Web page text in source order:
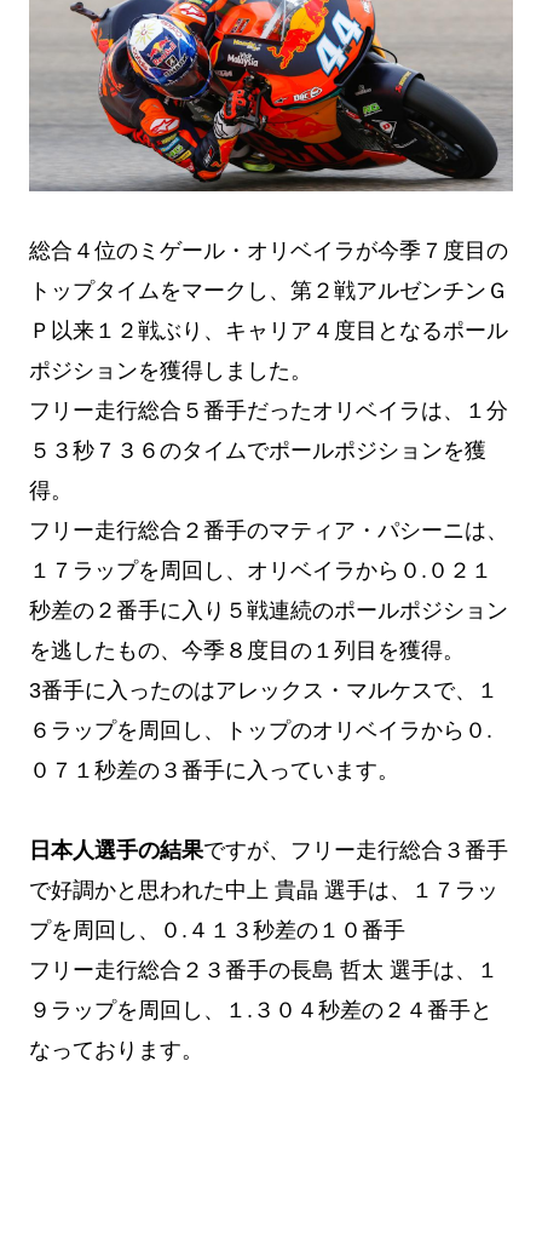
総合４位のミゲール・オリベイラが今季７度目の
トップタイムをマークし、第２戦アルゼンチンＧ
Ｐ以来１２戦ぶり、キャリア４度目となるポール
ポジションを獲得しました。
フリー走行総合５番手だったオリベイラは、１分
５３秒７３６のタイムでポールポジションを獲
得。
フリー走行総合２番手のマティア・パシーニは、
１７ラップを周回し、オリベイラから０.０２１
秒差の２番手に入り５戦連続のポールポジション
を逃したもの、今季８度目の１列目を獲得。
3番手に入ったのはアレックス・マルケスで、１
６ラップを周回し、トップのオリベイラから０.
０７１秒差の３番手に入っています。
日本人選手の結果ですが、フリー走行総合３番手
で好調かと思われた中上 貴晶 選手は、１７ラッ
プを周回し、０.４１３秒差の１０番手
フリー走行総合２３番手の長島 哲太 選手は、１
９ラップを周回し、１.３０４秒差の２４番手と
なっております。